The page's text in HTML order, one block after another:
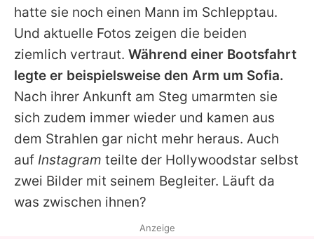
App runterladen
Team
Redaktionelle Richtlinien
Impressum
Datenschutzerklärung
Nutzungsbedingungen
Utiq verwalten
hatte sie noch einen Mann im Schlepptau.
Und aktuelle Fotos zeigen die beiden
ziemlich vertraut. Während einer Bootsfahrt
legte er beispielsweise den Arm um Sofia.
Nach ihrer Ankunft am Steg umarmten sie
sich zudem immer wieder und kamen aus
dem Strahlen gar nicht mehr heraus. Auch
auf Instagram teilte der Hollywoodstar selbst
zwei Bilder mit seinem Begleiter. Läuft da
was zwischen ihnen?
Anzeige